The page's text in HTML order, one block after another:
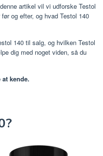
artikel vil vi udforske Testol
og efter, og hvad Testol 140
140 til salg, og hvilken Testol
dig med noget viden, så du
kende.